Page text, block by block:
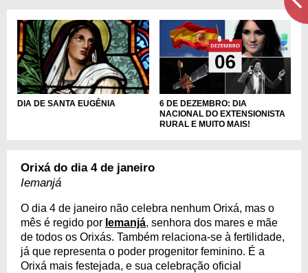
DIA DE SANTA EUGÊNIA
6 DE DEZEMBRO: DIA
NACIONAL DO EXTENSIONISTA
RURAL E MUITO MAIS!
Orixá do dia 4 de janeiro
Iemanjá
O dia 4 de janeiro não celebra nenhum Orixá, mas o
mês é regido por Iemanjá, senhora dos mares e mãe
de todos os Orixás. Também relaciona-se à fertilidade,
já que representa o poder progenitor feminino. É a
Orixá mais festejada, e sua celebração oficial